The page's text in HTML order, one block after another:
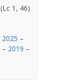
(Lc 1, 46)
2025 –
– 2019 –